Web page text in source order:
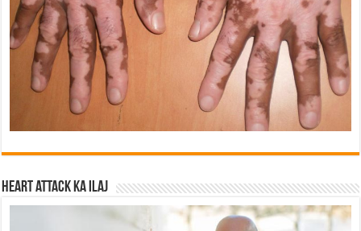
Heart attack ka ilaj